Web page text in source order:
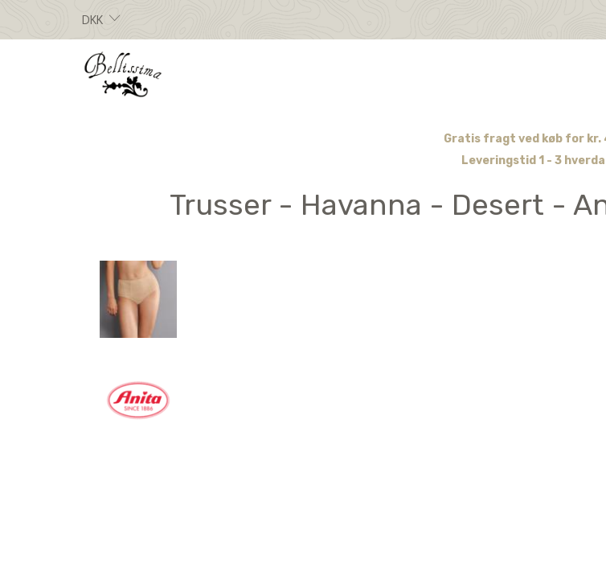
DKK
Gratis fragt ved køb for kr.
Leveringstid 1 - 3
Trusser - Havanna - Desert -